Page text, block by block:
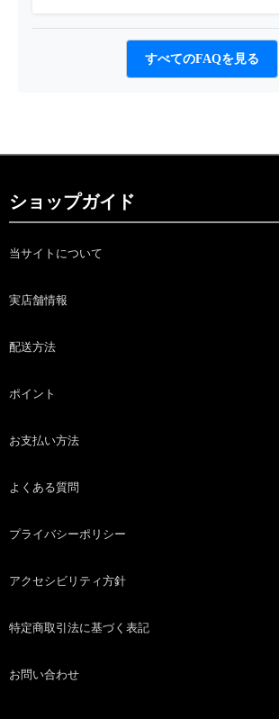
すべてのFAQを見る
ショップガイド
当サイトについて
実店舗情報
配送方法
ポイント
お支払い方法
よくある質問
プライバシーポリシー
アクセシビリティ方針
特定商取引法に基づく表記
お問い合わせ